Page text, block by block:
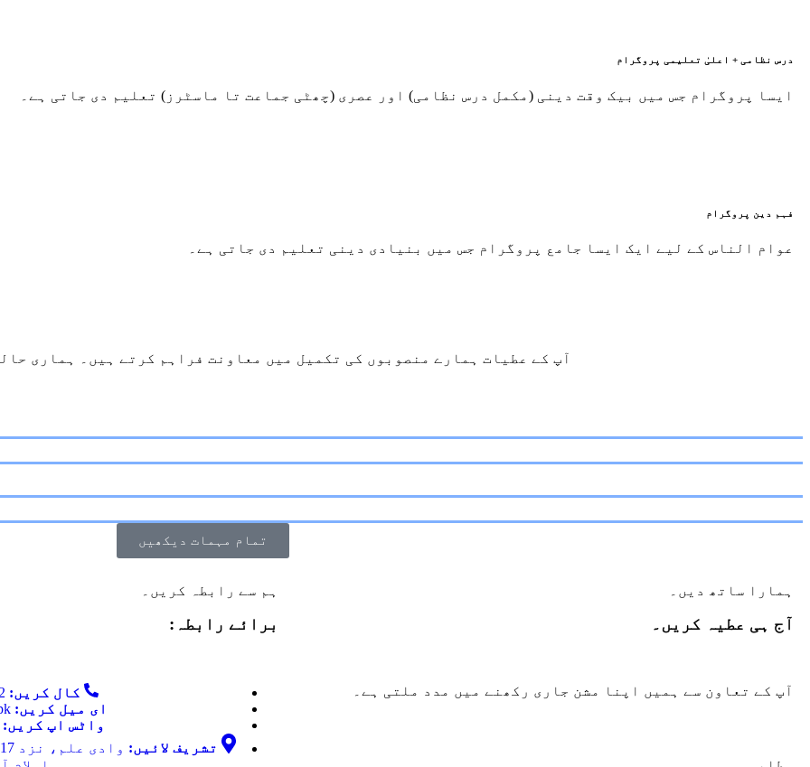
درس نظامی + اعلیٰ تعلیمی پروگرام
ایسا پروگرام جس میں بیک وقت دینی (مکمل درس نظامی) اور عصری (چھٹی جماعت تا ماسٹرز) تعلیم دی جاتی ہے۔
فہم دین پروگرام
عوام الناس کے لیے ایک ایسا جامع پروگرام جس میں بنیادی دینی تعلیم دی جاتی ہے۔
آپ کے عطیات ہمارے منصوبوں کی تکمیل میں معاونت فراہم کرتے ہیں۔ ہماری
تمام مہمات دیکھیں
ہمارا ساتھ دیں۔
آج ہی عطیہ کریں۔
آپ کے تعاون سے ہمیں اپنا مشن جاری رکھنے میں مدد ملتی ہے۔
ہم سے رابطہ کریں۔
برائے رابطہ:
کال کریں: 03335709232
ای میل کریں:
واٹس اپ کریں:
تشریف لائیں: